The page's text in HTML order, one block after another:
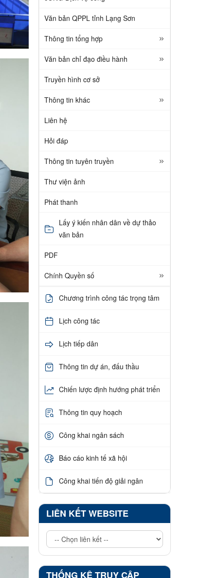
Văn bản QPPL tỉnh Lạng Sơn
Thông tin tổng hợp
Văn bản chỉ đạo điều hành
Truyền hình cơ sở
Thông tin khác
Liên hệ
Hỏi đáp
Thông tin tuyên truyền
Thư viện ảnh
Phát thanh
Lấy ý kiến nhân dân về dự thảo
văn bản
PDF
Chính Quyền số
Chương trình công tác trọng tâm
Lịch công tác
Lịch tiếp dân
Thông tin dự án, đấu thầu
Chiến lược định hướng phát triển
Thông tin quy hoạch
Công khai ngân sách
Báo cáo kinh tế xã hội
Công khai tiến độ giải ngân
LIÊN KẾT WEBSITE
THỐNG KÊ TRUY CẬP